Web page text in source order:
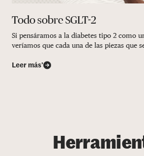
Todo sobre SGLT-2
Si pensáramos a la diabetes tipo 2 como
veríamos que cada una de las piezas que
Leer más’